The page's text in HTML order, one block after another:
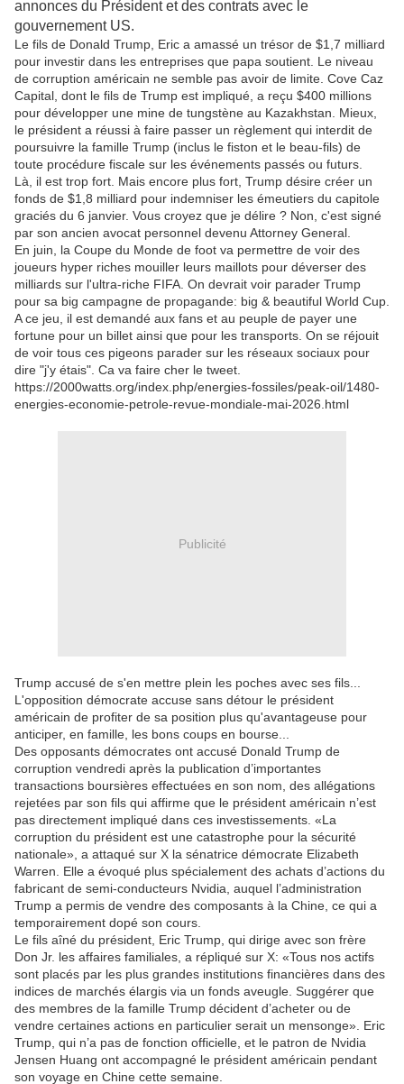
annonces du Président et des contrats avec le
gouvernement US.
Le fils de Donald Trump, Eric a amassé un trésor de $1,7 milliard
pour investir dans les entreprises que papa soutient. Le niveau
de corruption américain ne semble pas avoir de limite. Cove Caz
Capital, dont le fils de Trump est impliqué, a reçu $400 millions
pour développer une mine de tungstène au Kazakhstan. Mieux,
le président a réussi à faire passer un règlement qui interdit de
poursuivre la famille Trump (inclus le fiston et le beau-fils) de
toute procédure fiscale sur les événements passés ou futurs.
Là, il est trop fort. Mais encore plus fort, Trump désire créer un
fonds de $1,8 milliard pour indemniser les émeutiers du capitole
graciés du 6 janvier. Vous croyez que je délire ? Non, c'est signé
par son ancien avocat personnel devenu Attorney General.
En juin, la Coupe du Monde de foot va permettre de voir des
joueurs hyper riches mouiller leurs maillots pour déverser des
milliards sur l'ultra-riche FIFA. On devrait voir parader Trump
pour sa big campagne de propagande: big & beautiful World Cup.
A ce jeu, il est demandé aux fans et au peuple de payer une
fortune pour un billet ainsi que pour les transports. On se réjouit
de voir tous ces pigeons parader sur les réseaux sociaux pour
dire "j'y étais". Ca va faire cher le tweet.
https://2000watts.org/index.php/energies-fossiles/peak-oil/1480-
energies-economie-petrole-revue-mondiale-mai-2026.html
Publicité
Trump accusé de s'en mettre plein les poches avec ses fils...
L'opposition démocrate accuse sans détour le président
américain de profiter de sa position plus qu'avantageuse pour
anticiper, en famille, les bons coups en bourse...
Des opposants démocrates ont accusé Donald Trump de
corruption vendredi après la publication d’importantes
transactions boursières effectuées en son nom, des allégations
rejetées par son fils qui affirme que le président américain n’est
pas directement impliqué dans ces investissements. «La
corruption du président est une catastrophe pour la sécurité
nationale», a attaqué sur X la sénatrice démocrate Elizabeth
Warren. Elle a évoqué plus spécialement des achats d’actions du
fabricant de semi-conducteurs Nvidia, auquel l’administration
Trump a permis de vendre des composants à la Chine, ce qui a
temporairement dopé son cours.
Le fils aîné du président, Eric Trump, qui dirige avec son frère
Don Jr. les affaires familiales, a répliqué sur X: «Tous nos actifs
sont placés par les plus grandes institutions financières dans des
indices de marchés élargis via un fonds aveugle. Suggérer que
des membres de la famille Trump décident d’acheter ou de
vendre certaines actions en particulier serait un mensonge». Eric
Trump, qui n’a pas de fonction officielle, et le patron de Nvidia
Jensen Huang ont accompagné le président américain pendant
son voyage en Chine cette semaine.